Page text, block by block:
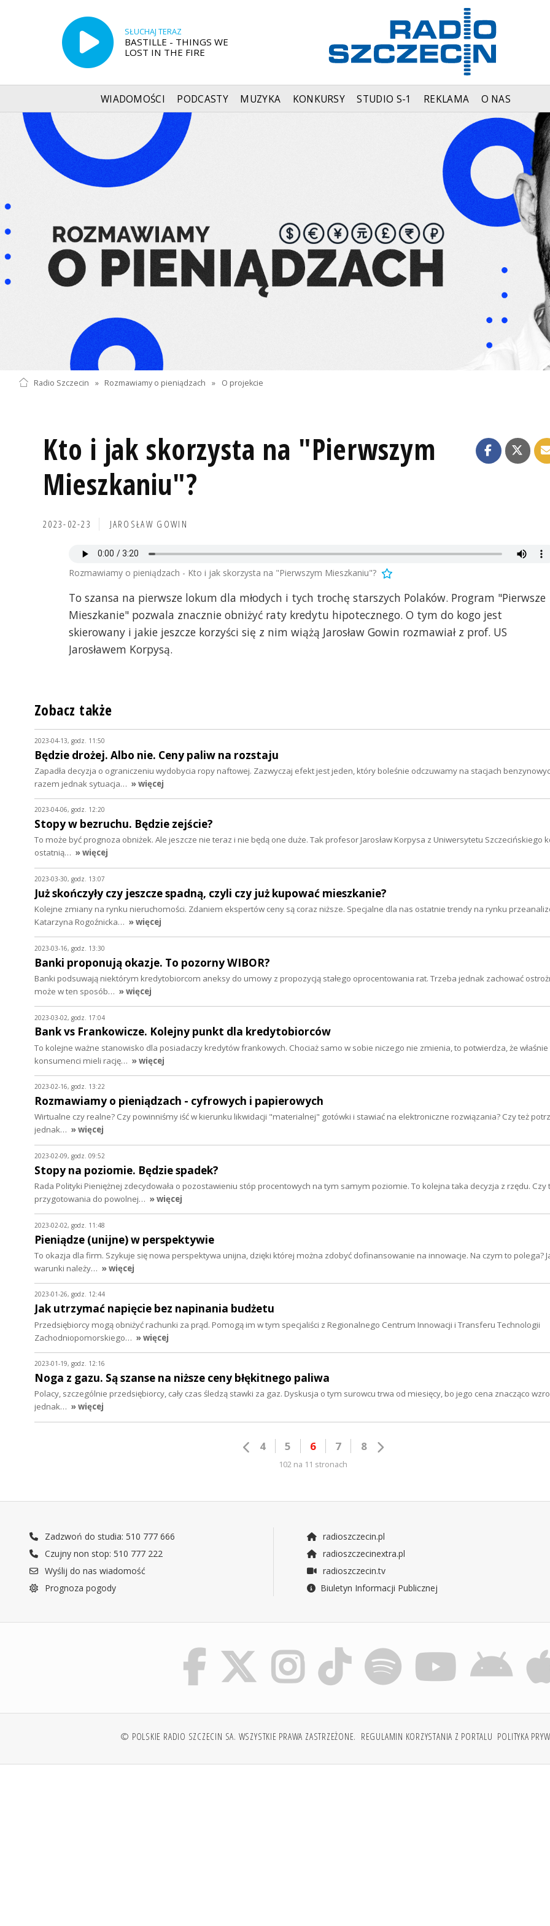
SŁUCHAJ TERAZ
BASTILLE - THINGS WE
LOST IN THE FIRE
WIADOMOŚCI PODCASTY MUZYKA KONKURSY STUDIO S-1 REKLAMA O NAS
Radio Szczecin » Rozmawiamy o pieniądzach » O projekcie
Kto i jak skorzysta na "Pierwszym
Mieszkaniu"?
2023-02-23 JAROSŁAW GOWIN
Rozmawiamy o pieniądzach - Kto i jak skorzysta na "Pierwszym Mieszkaniu"?
To szansa na pierwsze lokum dla młodych i tych trochę starszych Polaków. Program "Pierwsze
Mieszkanie" pozwala znacznie obniżyć raty kredytu hipotecznego. O tym do kogo jest
skierowany i jakie jeszcze korzyści się z nim wiążą Jarosław Gowin rozmawiał z prof. US
Jarosławem Korpysą.
Zobacz także
2023-04-13, godz. 11:50
Będzie drożej. Albo nie. Ceny paliw na rozstaju
Zapadła decyzja o ograniczeniu wydobycia ropy naftowej. Zazwyczaj efekt jest jeden, który boleśnie odczuwamy na stacjach
razem jednak sytuacja… » więcej
2023-04-06, godz. 12:20
Stopy w bezruchu. Będzie zejście?
To może być prognoza obniżek. Ale jeszcze nie teraz i nie będą one duże. Tak profesor Jarosław Korpysa z Uniwersytetu Szczecińskiego
ostatnią… » więcej
2023-03-30, godz. 13:07
Już skończyły czy jeszcze spadną, czyli czy już kupować mieszkanie?
Kolejne zmiany na rynku nieruchomości. Zdaniem ekspertów ceny są coraz niższe. Specjalne dla nas ostatnie trendy na rynku
Katarzyna Rogoźnicka… » więcej
2023-03-16, godz. 13:30
Banki proponują okazje. To pozorny WIBOR?
Banki podsuwają niektórym kredytobiorcom aneksy do umowy z propozycją stałego oprocentowania rat. Trzeba jednak zachować
może w ten sposób… » więcej
2023-03-02, godz. 17:04
Bank vs Frankowicze. Kolejny punkt dla kredytobiorców
To kolejne ważne stanowisko dla posiadaczy kredytów frankowych. Chociaż samo w sobie niczego nie zmienia, to potwierdza, że właśnie
konsumenci mieli rację… » więcej
2023-02-16, godz. 13:22
Rozmawiamy o pieniądzach - cyfrowych i papierowych
Wirtualne czy realne? Czy powinniśmy iść w kierunku likwidacji "materialnej" gotówki i stawiać na elektroniczne rozwiązania? Czy też
jednak… » więcej
2023-02-09, godz. 09:52
Stopy na poziomie. Będzie spadek?
Rada Polityki Pieniężnej zdecydowała o pozostawieniu stóp procentowych na tym samym poziomie. To kolejna taka decyzja z rzędu. Czy
przygotowania do powolnej… » więcej
2023-02-02, godz. 11:48
Pieniądze (unijne) w perspektywie
To okazja dla firm. Szykuje się nowa perspektywa unijna, dzięki której można zdobyć dofinansowanie na innowacje. Na czym to polega?
warunki należy… » więcej
2023-01-26, godz. 12:44
Jak utrzymać napięcie bez napinania budżetu
Przedsiębiorcy mogą obniżyć rachunki za prąd. Pomogą im w tym specjaliści z Regionalnego Centrum Innowacji i Transferu Technologii
Zachodniopomorskiego… » więcej
2023-01-19, godz. 12:16
Noga z gazu. Są szanse na niższe ceny błękitnego paliwa
Polacy, szczególnie przedsiębiorcy, cały czas śledzą stawki za gaz. Dyskusja o tym surowcu trwa od miesięcy, bo jego cena znacząco
jednak… » więcej
4 5 6 7 8
102 na 11 stronach
Zadzwoń do studia: 510 777 666
Czujny non stop: 510 777 222
Wyślij do nas wiadomość
Prognoza pogody
radioszczecin.pl
radioszczecinextra.pl
radioszczecin.tv
Biuletyn Informacji Publicznej
© POLSKIE RADIO SZCZECIN SA. WSZYSTKIE PRAWA ZASTRZEŻONE. REGULAMIN KORZYSTANIA Z PORTALU POLITYKA